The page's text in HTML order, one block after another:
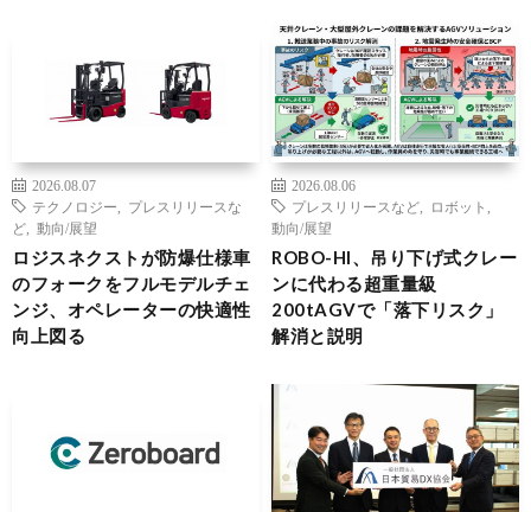
2026.08.07
テクノロジー
プレスリリースな
ど
動向/展望
ロジスネクストが防爆仕様車
のフォークをフルモデルチェ
ンジ、オペレーターの快適性
向上図る
2026.08.06
プレスリリースなど
ロボット
動向/展望
ROBO-HI、吊り下げ式クレー
ンに代わる超重量級
200tAGVで「落下リスク」
解消と説明